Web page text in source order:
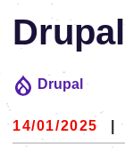
Drupal
14/01/2025